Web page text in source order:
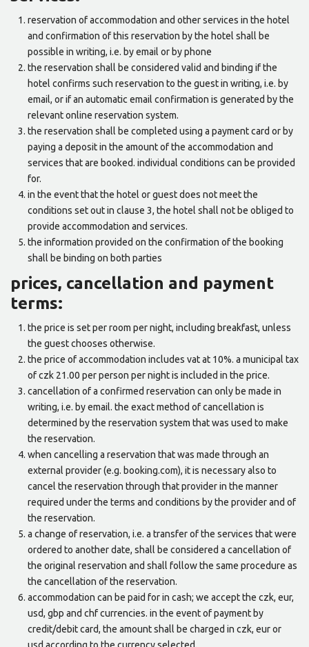
reservation of accommodation and other services in the hotel
and confirmation of this reservation by the hotel shall be
possible in writing, i.e. by email or by phone
the reservation shall be considered valid and binding if the
hotel confirms such reservation to the guest in writing, i.e. by
email, or if an automatic email confirmation is generated by the
relevant online reservation system.
the reservation shall be completed using a payment card or by
paying a deposit in the amount of the accommodation and
services that are booked. individual conditions can be provided
for.
in the event that the hotel or guest does not meet the
conditions set out in clause 3, the hotel shall not be obliged to
provide accommodation and services.
the information provided on the confirmation of the booking
shall be binding on both parties
prices, cancellation and payment
terms:
the price is set per room per night, including breakfast, unless
the guest chooses otherwise.
the price of accommodation includes vat at 10%. a municipal tax
of czk 21.00 per person per night is included in the price.
cancellation of a confirmed reservation can only be made in
writing, i.e. by email. the exact method of cancellation is
determined by the reservation system that was used to make
the reservation.
when cancelling a reservation that was made through an
external provider (e.g. booking.com), it is necessary also to
cancel the reservation through that provider in the manner
required under the terms and conditions by the provider and of
the reservation.
a change of reservation, i.e. a transfer of the services that were
ordered to another date, shall be considered a cancellation of
the original reservation and shall follow the same procedure as
the cancellation of the reservation.
accommodation can be paid for in cash; we accept the czk, eur,
usd, gbp and chf currencies. in the event of payment by
credit/debit card, the amount shall be charged in czk, eur or